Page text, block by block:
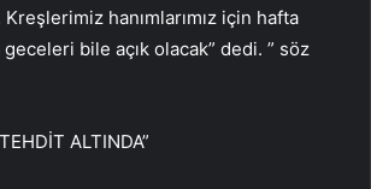
hanımlarımız için hafta
bile açık olacak” dedi. ” söz
ALTINDA”